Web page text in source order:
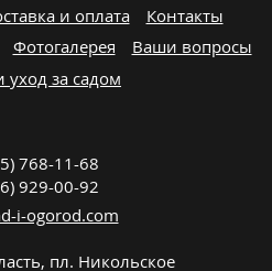
и оплата
Контакты
Фотогалерея
Ваши вопросы
уход за садом
768-11-68
929-00-92
i-ogorod.com
, пл. Никольcкое